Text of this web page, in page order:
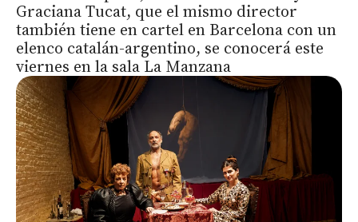
Graciana Tucat, que el mismo director
también tiene en cartel en Barcelona con un
elenco catalán-argentino, se conocerá este
viernes en la sala La Manzana